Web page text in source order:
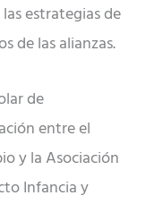
estrategias de
de las alianzas.
de
entre el
y la Asociación
Infancia y